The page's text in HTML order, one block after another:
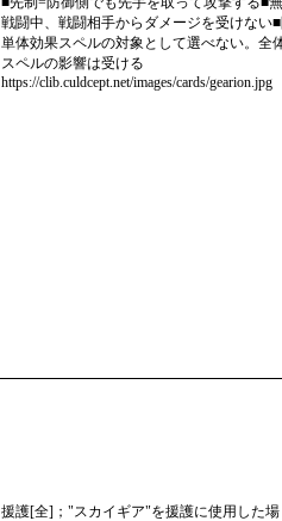
戦闘中、戦闘相手からダメージを受けない
単体効果スペルの対象として選べない。全
スペルの影響は受ける
https://clib.culdcept.net/images/cards/gearion.jpg
援護[全]；"スカイギア"を援護に使用した場